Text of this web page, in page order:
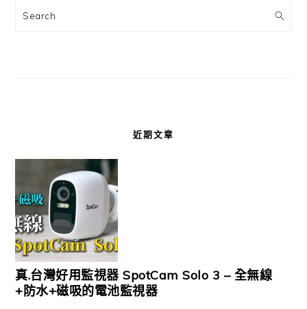
Search
近期文章
真.台灣好用監視器 SpotCam Solo 3 – 全無線
+防水+磁吸的電池監視器